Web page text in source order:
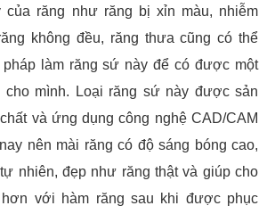
của răng như răng bị xỉn màu, nhiễm
không đều, răng thưa cũng có thể
làm răng sứ này để có được một
cho mình. Loại răng sứ này được sản
và ứng dụng công nghệ CAD/CAM
nên mài răng có độ sáng bóng cao,
nhiên, đẹp như răng thật và giúp cho
với hàm răng sau khi được phục